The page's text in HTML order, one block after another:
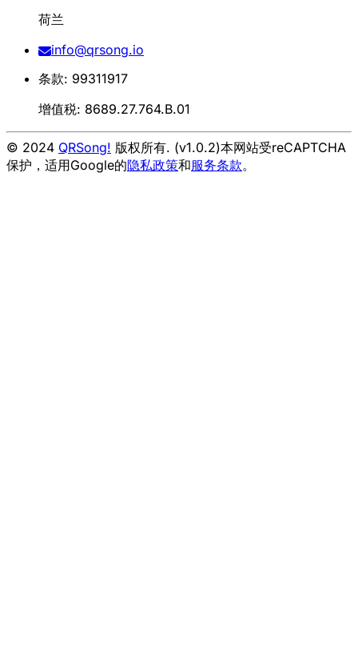
荷兰
info@qrsong.io
条款: 99311917
增值税: 8689.27.764.B.01
© 2024 QRSong! 版权所有. (v1.0.2)本网站受reCAPTCHA
保护，适用Google的隐私政策和服务条款。